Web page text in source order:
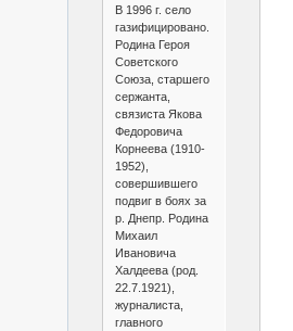
В 1996 г. село
газифицировано.
Родина Героя
Советского
Союза, старшего
сержанта,
связиста Якова
Федоровича
Корнеева (1910-
1952),
совершившего
подвиг в боях за
р. Днепр. Родина
Михаил
Ивановича
Халдеева (род.
22.7.1921),
журналиста,
главного